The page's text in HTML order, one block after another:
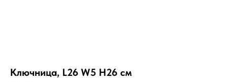
Ключница, L26 W5 H26 см